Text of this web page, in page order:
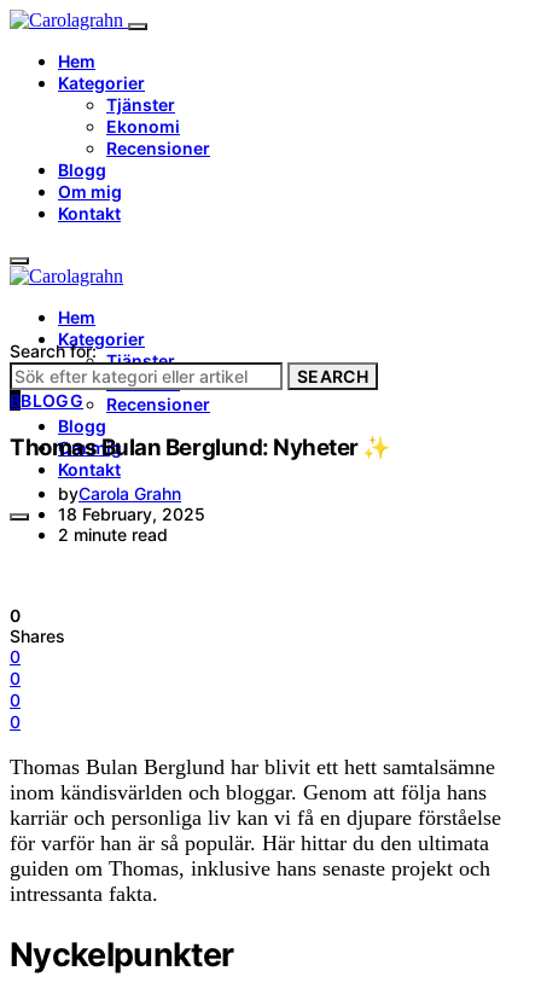
Hem
Kategorier
Tjänster
Ekonomi
Recensioner
Blogg
Om mig
Kontakt
Hem
Kategorier
Tjänster
Ekonomi
Recensioner
Blogg
Om mig
Kontakt
Search for:
SEARCH
BBLOGG
Thomas Bulan Berglund: Nyheter ✨
byCarola Grahn
18 February, 2025
2 minute read
0
Shares
0
0
0
0
Thomas Bulan Berglund har blivit ett hett samtalsämne
inom kändisvärlden och bloggar. Genom att följa hans
karriär och personliga liv kan vi få en djupare förståelse
för varför han är så populär. Här hittar du den ultimata
guiden om Thomas, inklusive hans senaste projekt och
intressanta fakta.
Nyckelpunkter